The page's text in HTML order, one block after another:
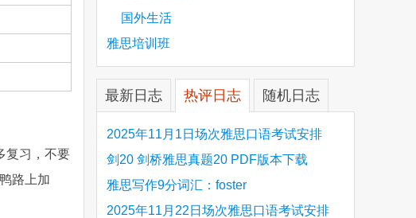
复习，不要
路上加
国外生活
雅思培训班
最新日志 热评日志 随机日志
2025年11月1日场次雅思口语考试安排
剑20 剑桥雅思真题20 PDF版本下载
雅思写作9分词汇：foster
2025年11月22日场次雅思口语考试安排